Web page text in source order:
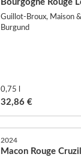
Bourgogne Rouge
Guillot-Broux, Maison
Burgund
0,75 l
32,86 €
2024
Macon Rouge